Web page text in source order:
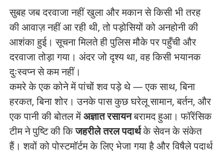
सुबह जब दरवाजा नहीं खुला और मकान से किसी भी तरह
की आवाज़ नहीं आ रही थी, तो पड़ोसियों को अनहोनी की
आशंका हुई। सूचना मिलते ही पुलिस मौके पर पहुँची और
दरवाजा तोड़ा गया। अंदर जो दृश्य था, वह किसी भयानक
दुःस्वप्न से कम नहीं।
कमरे के एक कोने में पांचों शव पड़े थे — एक साथ, बिना
हरकत, बिना शोर। उनके पास कुछ घरेलू सामान, बर्तन, और
एक पानी की बोतल मेंअज्ञात रसायनबरामद हुआ। फॉरेंसिक
टीम ने पुष्टि की किजहरीले तरल पदार्थके सेवन के संकेत
हैं। शवों को पोस्टमॉर्टम के लिए भेजा गया है और विषैले पदार्थ